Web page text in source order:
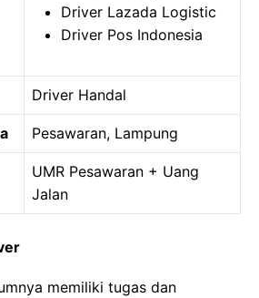
Driver Lazada Logistic
Driver Pos Indonesia
Driver Handal
Pesawaran, Lampung
UMR Pesawaran + Uang
Jalan
memiliki tugas dan